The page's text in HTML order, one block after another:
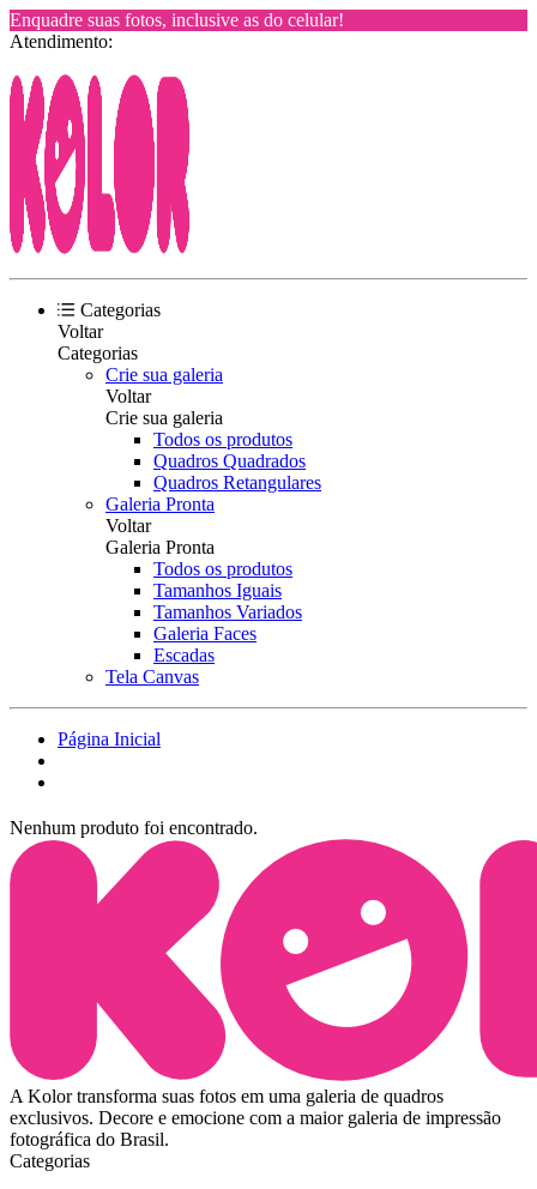
Enquadre suas fotos, inclusive as do celular!
Atendimento:
Categorias
Voltar
Categorias
Crie sua galeria
Voltar
Crie sua galeria
Todos os produtos
Quadros Quadrados
Quadros Retangulares
Galeria Pronta
Voltar
Galeria Pronta
Todos os produtos
Tamanhos Iguais
Tamanhos Variados
Galeria Faces
Escadas
Tela Canvas
Página Inicial
Nenhum produto foi encontrado.
A Kolor transforma suas fotos em uma galeria de quadros
exclusivos. Decore e emocione com a maior galeria de impressão
fotográfica do Brasil.
Categorias